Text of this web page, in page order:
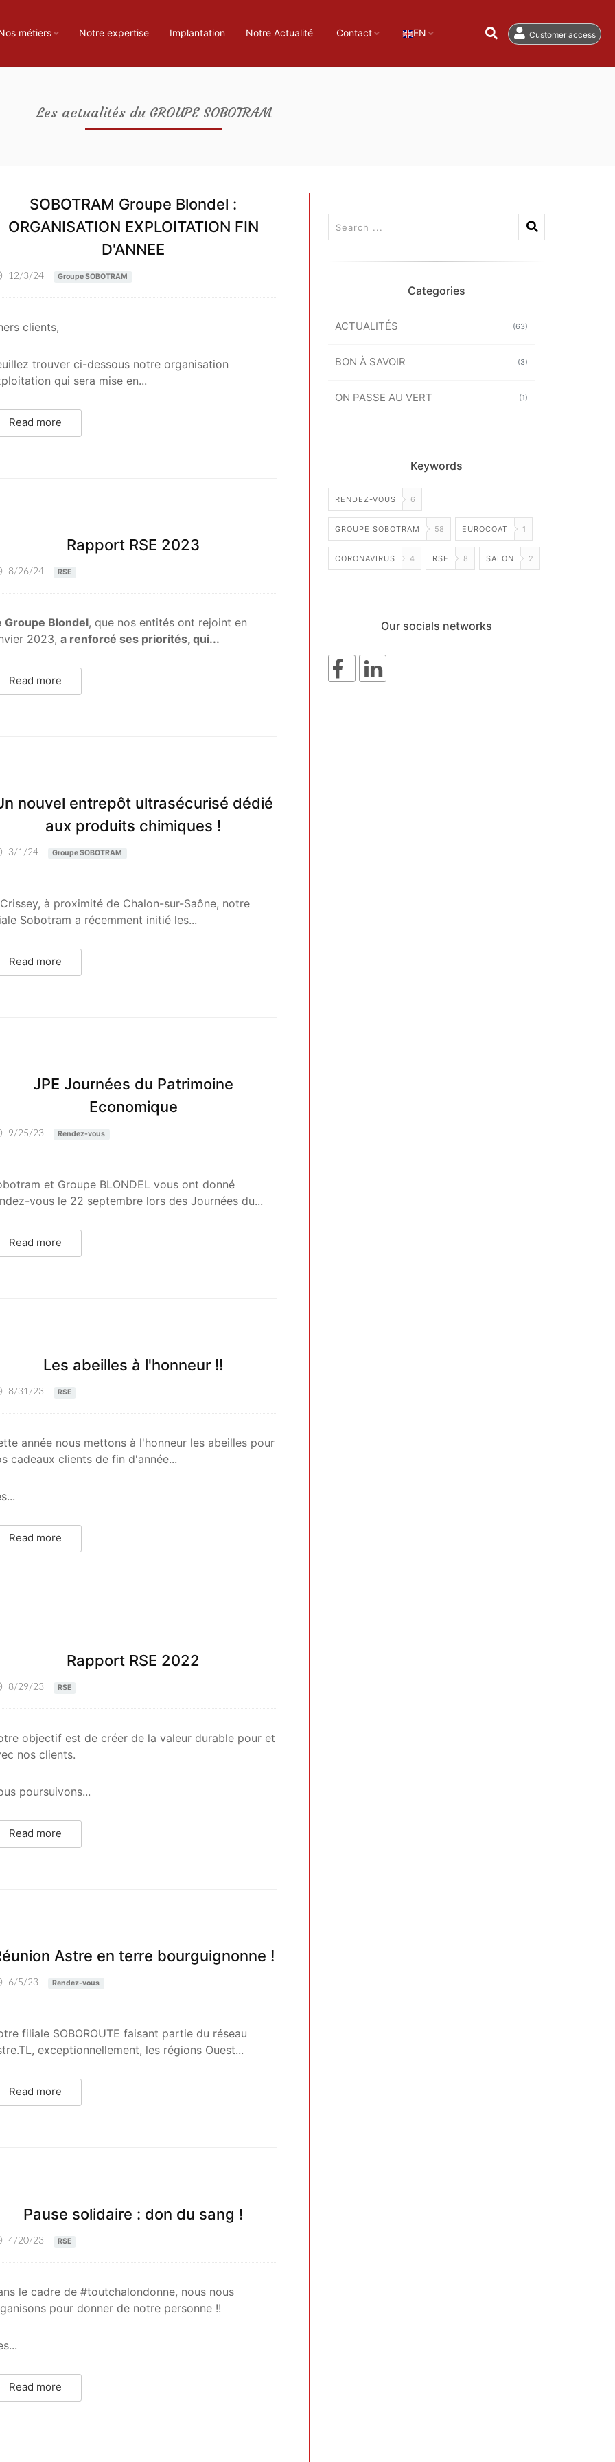
Customer access
métiers Notre expertise Implantation Notre Actualité Contact EN
Les actualités du GROUPE SOBOTRAM
SOBOTRAM Groupe Blondel :
ORGANISATION EXPLOITATION FIN
D'ANNEE
12/3/24 Groupe SOBOTRAM
clients,
trouver ci-dessous notre organisation
qui sera mise en...
Read more
Rapport RSE 2023
8/26/24 RSE
Groupe Blondel, que nos entités ont rejoint en
2023, a renforcé ses priorités, qui...
Read more
nouvel entrepôt ultrasécurisé dédié
aux produits chimiques !
3/1/24 Groupe SOBOTRAM
à proximité de Chalon-sur-Saône, notre
Sobotram a récemment initié les...
Read more
JPE Journées du Patrimoine
Economique
9/25/23 Rendez-vous
et Groupe BLONDEL vous ont donné
vous le 22 septembre lors des Journées du...
Read more
Les abeilles à l'honneur !!
8/31/23 RSE
année nous mettons à l'honneur les abeilles pour
cadeaux clients de fin d'année...
Read more
Rapport RSE 2022
8/29/23 RSE
objectif est de créer de la valeur durable pour et
nos clients.
poursuivons...
Read more
Astre en terre bourguignonne !
6/5/23 Rendez-vous
filiale SOBOROUTE faisant partie du réseau
exceptionnellement, les régions Ouest...
Read more
Pause solidaire : don du sang !
4/20/23 RSE
le cadre de #toutchalondonne, nous nous
pour donner de notre personne !!
Read more
Categories
(63)
ACTUALITÉS
(3)
BON À SAVOIR
(1)
ON PASSE AU VERT
Keywords
RENDEZ-VOUS 6
GROUPE SOBOTRAM 58 EUROCOAT 1
CORONAVIRUS 4 RSE 8 SALON 2
Our socials networks